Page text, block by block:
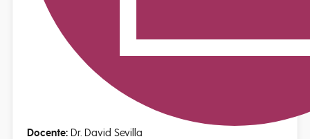
Docente: Dr. David Sevilla